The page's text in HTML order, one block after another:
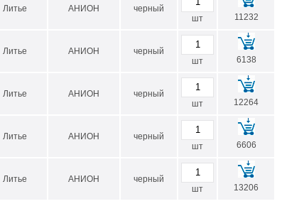
Литье АНИОН
черный
шт
11232
Литье АНИОН
черный
шт
6138
Литье АНИОН
черный
шт
12264
Литье АНИОН
черный
шт
6606
Литье АНИОН
черный
шт
13206